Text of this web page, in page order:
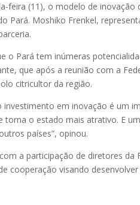
feira (11), o modelo de
Pará. Moshiko Frenkel,
o Pará tem inúmeras
que após a reunião com a
citricultor da região.
investimento em inovação é um
torna o estado mais atrativo. E
países”, opinou.
a participação de diretores da
cooperação visando